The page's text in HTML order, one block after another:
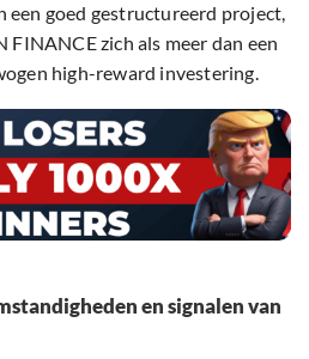
een goed gestructureerd project,
zich als meer dan een
high-reward investering.
en signalen van